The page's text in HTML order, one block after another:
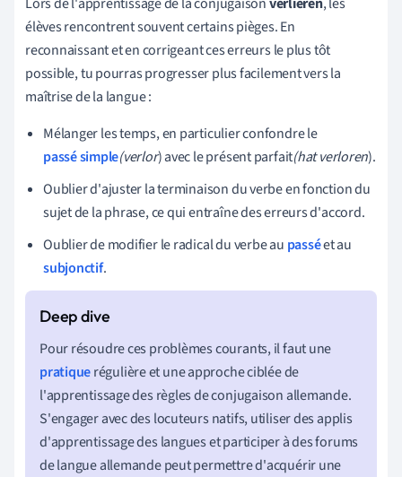
élèves rencontrent souvent certains pièges. En
reconnaissant et en corrigeant ces erreurs le plus tôt
possible, tu pourras progresser plus facilement vers la
maîtrise de la langue :
Mélanger les temps, en particulier confondre le
passé simple(verlor) avec le présent parfait(hat verloren).
Oublier d'ajuster la terminaison du verbe en fonction du
sujet de la phrase, ce qui entraîne des erreurs d'accord.
Oublier de modifier le radical du verbe au passéet au
subjonctif.
Pour résoudre ces problèmes courants, il faut une
pratiquerégulière et une approche ciblée de
l'apprentissage des règles de conjugaison allemande.
S'engager avec des locuteurs natifs, utiliser des applis
d'apprentissage des langues et participer à des forums
de langue allemande peut permettre d'acquérir une